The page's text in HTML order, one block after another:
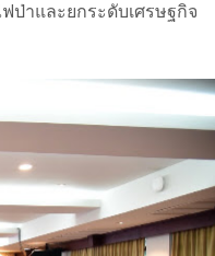
าและยกระดับเศรษฐกิจ